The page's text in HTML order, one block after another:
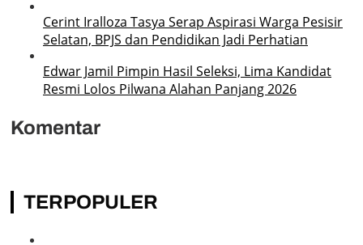
Cerint Iralloza Tasya Serap Aspirasi Warga Pesisir
Selatan, BPJS dan Pendidikan Jadi Perhatian
Edwar Jamil Pimpin Hasil Seleksi, Lima Kandidat
Resmi Lolos Pilwana Alahan Panjang 2026
Komentar
TERPOPULER